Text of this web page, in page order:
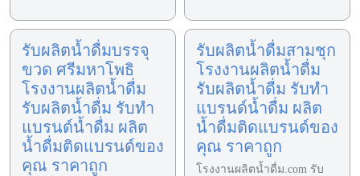
รับผลิตน้ำดื่มบรรจุ
ขวด ศรีมหาโพธิ
โรงงานผลิตน้ำดื่ม
รับผลิตน้ำดื่ม รับทำ
แบรนด์น้ำดื่ม ผลิต
น้ำดื่มติดแบรนด์ของ
คุณ ราคาถูก
รับผลิตน้ำดื่มสามชุก
โรงงานผลิตน้ำดื่ม
รับผลิตน้ำดื่ม รับทำ
แบรนด์น้ำดื่ม ผลิต
น้ำดื่มติดแบรนด์ของ
คุณ ราคาถูก
โรงงานผลิตน้ำดื่ม.com รับ